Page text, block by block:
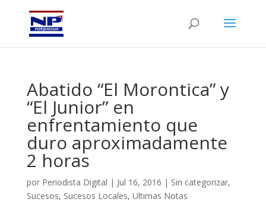
Abatido “El Morontica” y
“El Junior” en
enfrentamiento que
duro aproximadamente
2 horas
por Periodista Digital | Jul 16, 2016 | Sin categorizar,
Sucesos, Sucesos Locales, Ultimas Notas